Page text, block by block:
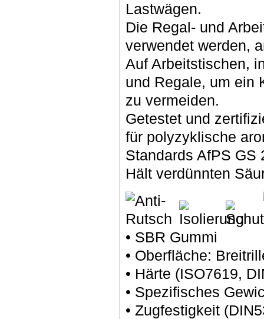
Lastwägen.
Die Regal- und
verwendet werden,
Auf Arbeitstischen,
und Regale, um ein
zu vermeiden.
Getestet und
für polyzyklische
Standards AfPS GS
Hält verdünnten
• SBR Gummi
• Oberfläche:
• Härte (ISO7619,
• Spezifisches
• Zugfestigkeit